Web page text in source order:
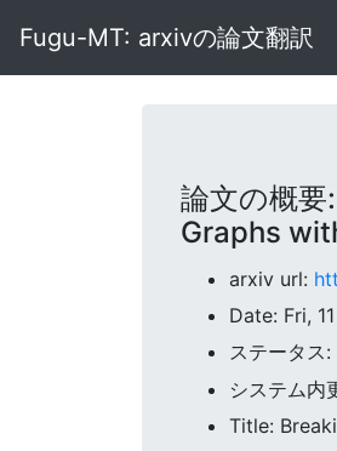
Fugu-MT: arxivの論文翻訳
論文の概
Graphs
arxiv url:
Date: Fri,
ステータス:
システム
Title: